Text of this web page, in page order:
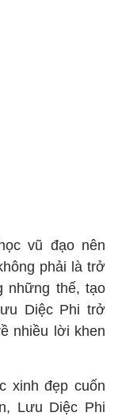
vũ đạo nên
phải là trở
những thế, tạo
Diệc Phi trở
nhiều lời khen
xinh đẹp cuốn
Lưu Diệc Phi